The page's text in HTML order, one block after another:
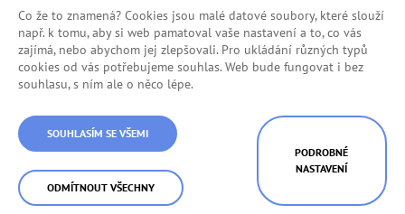
RSS
Cookies
Prohlášení o přístupnosti
Mapa stránek
© Státní úřad inspekce práce
Co že to znamená? Cookies jsou malé datové soubory, které slouží
např. k tomu, aby si web pamatoval vaše nastavení a to, co vás
zajímá, nebo abychom jej zlepšovali. Pro ukládání různých typů
cookies od vás potřebujeme souhlas. Web bude fungovat i bez
souhlasu, s ním ale o něco lépe.
SOUHLASÍM SE VŠEMI
ODMÍTNOUT VŠECHNY
PODROBNÉ
NASTAVENÍ